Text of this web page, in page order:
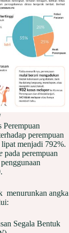
Perempuan
perempuan
menjadi 792%.
pada perempuan
menurunkan angka
Segala Bentuk